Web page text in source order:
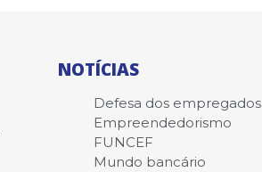
NOTÍCIAS
Defesa dos empregados
Empreendedorismo
FUNCEF
Mundo bancário